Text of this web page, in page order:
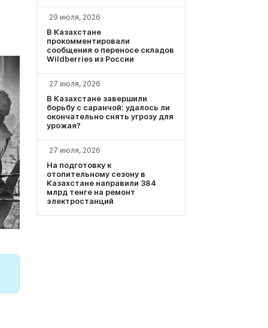
29 июля, 2026
В Казахстане
прокомментировали
сообщения о переносе складов
Wildberries из России
27 июля, 2026
В Казахстане завершили
борьбу с саранчой: удалось ли
окончательно снять угрозу для
урожая?
27 июля, 2026
На подготовку к
отопительному сезону в
Казахстане направили 384
млрд тенге на ремонт
электростанций